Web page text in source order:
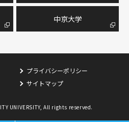
中京大学
プライバシーポリシー
サイトマップ
UNIVERSITY, All rights reserved.